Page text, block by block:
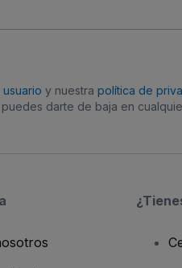
y nuestra política de
puedes darte de baja en